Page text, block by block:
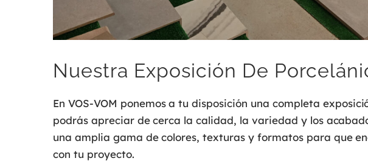
Nuestra Exposición De
En VOS-VOM ponemos a tu disposición una completa
podrás apreciar de cerca la calidad, la variedad y los
una amplia gama de colores, texturas y formatos para que
con tu proyecto.